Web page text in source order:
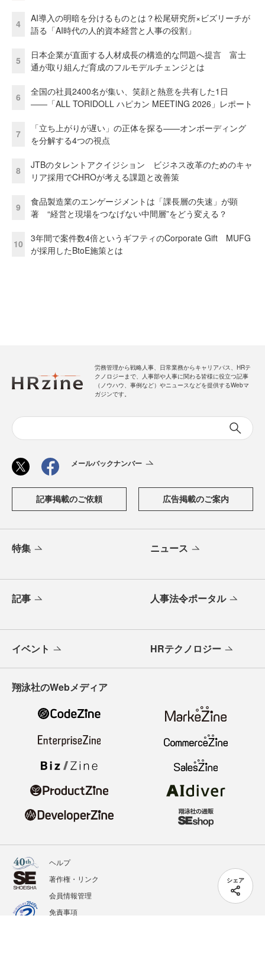
シェア
4
AI導入の明暗を分けるものとは？松尾研究所×ビズリーチが
語る「AI時代の人的資本経営と人事の役割」
5
日本企業が直面する人材成長の構造的な問題へ提言 富士
通が取り組んだ育成のフルモデルチェンジとは
6
全国の社員2400名が集い、笑顔と熱意を共有した1日
――「ALL TORIDOLL ハピカン MEETING 2026」レポート
7
「立ち上がりが遅い」の正体を探る——オンボーディング
を分解する4つの視点
8
JTBのタレントアクイジション ビジネス改革のためのキャ
リア採用でCHROが考える課題と改善策
9
食品製造業のエンゲージメントは「課長層の失速」が顕
著 “経営と現場をつなげない中間層”をどう変える？
10
3年間で案件数4倍というギフティのCorporate Gift MUFG
が採用したBtoE施策とは
労務管理から戦略人事、日常業務からキャリアパス、HRテ
クノロジーまで、人事部や人事に関わる皆様に役立つ記事
（ノウハウ、事例など）やニュースなどを提供するWebマ
ガジンです。
メールバックナンバー
記事掲載のご依頼 広告掲載のご案内
特集 ニュース
記事 人事法令ポータル
イベント HRテクノロジー
翔泳社のWebメディア
ヘルプ
著作権・リンク
会員情報管理
免責事項